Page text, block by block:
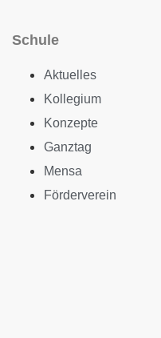
Schule
Aktuelles
Kollegium
Konzepte
Ganztag
Mensa
Förderverein